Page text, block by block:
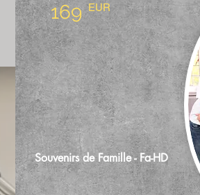
169 EUR
Souvenirs de Famille - Fa-HD